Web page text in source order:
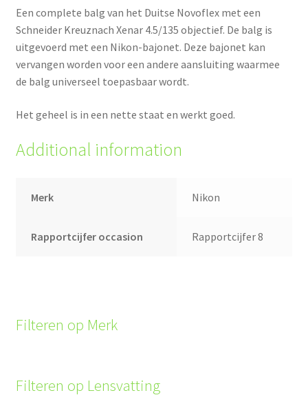
Een complete balg van het Duitse Novoflex met een
Schneider Kreuznach Xenar 4.5/135 objectief. De balg is
uitgevoerd met een Nikon-bajonet. Deze bajonet kan
vervangen worden voor een andere aansluiting waarmee
de balg universeel toepasbaar wordt.
Het geheel is in een nette staat en werkt goed.
Additional information
Merk Nikon
Rapportcijfer occasion Rapportcijfer 8
Filteren op Merk
Filteren op Lensvatting